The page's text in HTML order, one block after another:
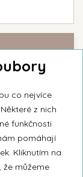
informováni o
firmy Unipar.
co nejvíce
z nich
funkčnosti
pomáhají
Kliknutím na
že můžeme